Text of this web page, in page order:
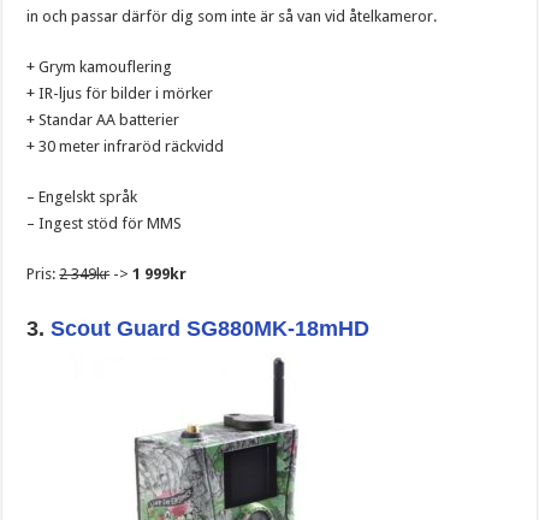
in och passar därför dig som inte är så van vid åtelkameror.
+ Grym kamouflering
+ IR-ljus för bilder i mörker
+ Standar AA batterier
+ 30 meter infraröd räckvidd
– Engelskt språk
– Ingest stöd för MMS
Pris:2 349kr->1 999kr
3.Scout Guard SG880MK-18mHD